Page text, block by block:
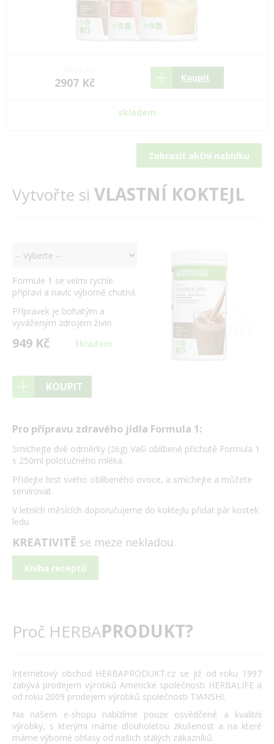
2907 Kč Koupit
skladem
Zobrazit akční nabídku
Vytvořte si VLASTNÍ KOKTEJL
Formule 1 se velmi rychle
připraví a navíc výborně chutná.
Přípravek je bohatým a
vyváženým zdrojem živin.
949 Kč Skladem
KOUPIT
Pro přípravu zdravého jídla Formula 1:
Smíchejte dvě odměrky (26g) Vaší oblíbené příchutě Formula 1
s 250ml polotučného mléka.
Přidejte hrst svého oblíbeného ovoce, a smíchejte a můžete
servírovat.
V letních měsících doporučujeme do koktejlu přidat pár kostek
ledu.
KREATIVITĚ se meze nekladou.
Kniha receptů
Proč HERBAPRODUKT?
Internetový obchod HERBAPRODUKT.cz se již od roku 1997
zabývá prodejem výrobků Americké společnosti HERBALIFE a
od roku 2009 prodejem výrobků společnosti TIANSHI.
Na našem e-shopu nabízíme pouze osvědčené a kvalitní
výrobky, s kterými máme dlouholetou zkušenost a na které
máme výborné ohlasy od našich stálých zákazníků.